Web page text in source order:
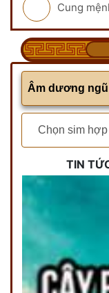
Cung
Âm dương
Chọn sim hợp
TIN